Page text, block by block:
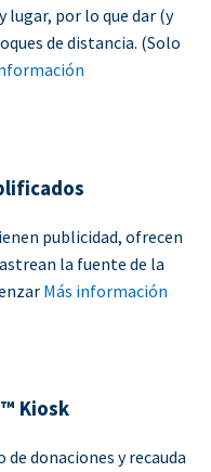
lugar, por lo que dar (y
de distancia. (Solo
publicidad, ofrecen
la fuente de la
Más información
Kiosk
donaciones y recauda